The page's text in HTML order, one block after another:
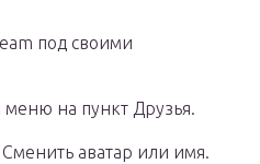
под своими
на пункт Друзья.
аватар или имя.